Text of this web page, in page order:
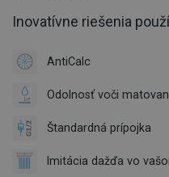
Inovatívne riešenia
AntiCalc
Odolnosť voči
Štandardná prípojka
Imitácia dažďa vo